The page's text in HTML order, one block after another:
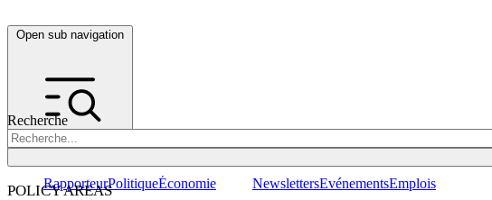
Open sub navigation
Recherche
POLICY AREAS
RapporteurPolitiqueÉconomie NewslettersEvénementsEmplois